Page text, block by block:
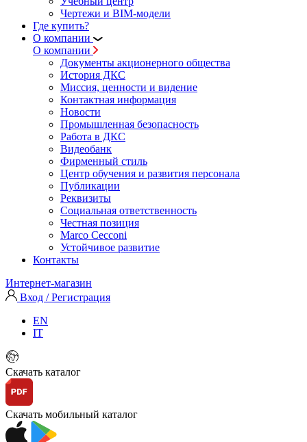
Чертежи и BIM-модели
Где купить?
О компании
О компании
Документы акционерного общества
История ДКС
Миссия, ценности и видение
Контактная информация
Новости
Промышленная безопасность
Работа в ДКС
Видеобанк
Фирменный стиль
Центр обучения и развития персонала
Публикации
Реквизиты
Социальная ответственность
Честная позиция
Marco Cecconi
Устойчивое развитие
Контакты
Интернет-магазин
Вход / Регистрация
EN
IT
Скачать каталог
Скачать мобильный каталог